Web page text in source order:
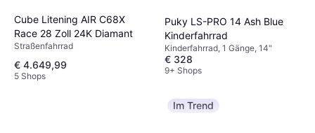
Cube Litening AIR C68X
Race 28 Zoll 24K Diamant
Straßenfahrrad
€ 4.649,99
5 Shops
Puky LS-PRO 14 Ash Blue
Kinderfahrrad
Kinderfahrrad, 1 Gänge, 14"
€ 328
9+ Shops
Im Trend